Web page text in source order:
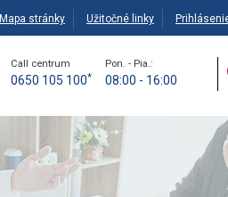
Mapa stránky Užitočné linky
Call centrum
0650 105 100*
Pon. - Pia.:
08:00 - 16:00